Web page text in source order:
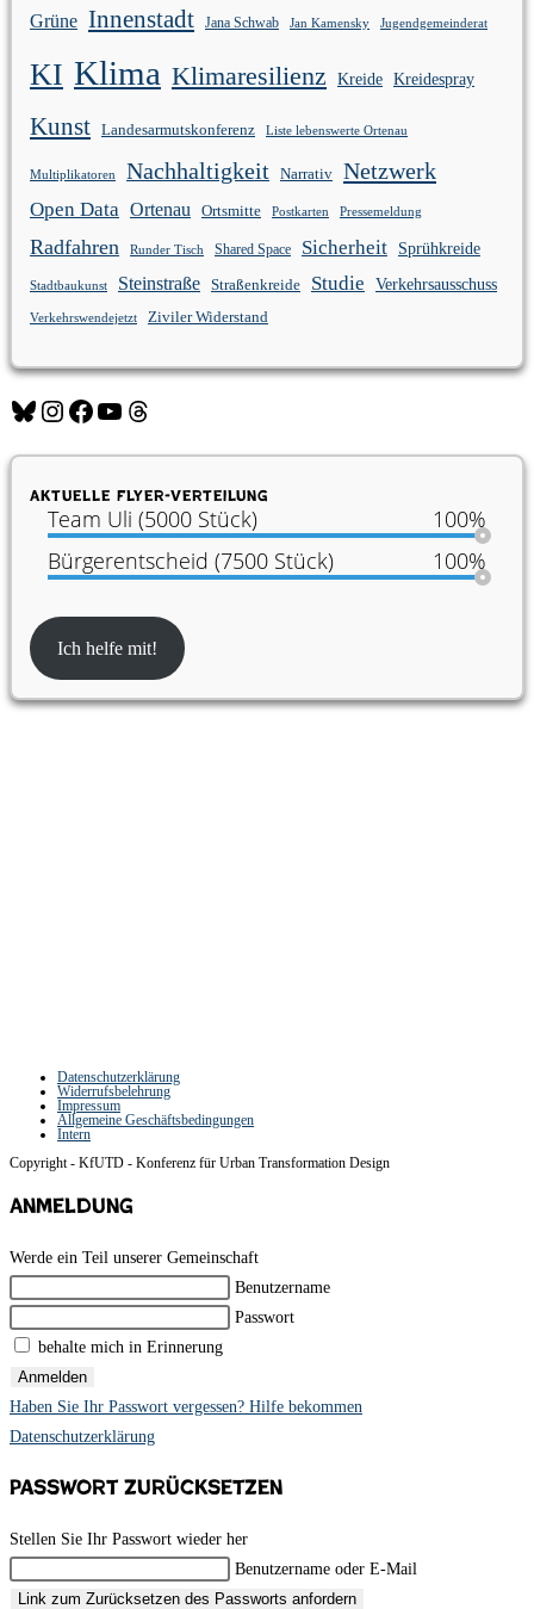
Grüne Innenstadt Jana Schwab Jan Kamensky Jugendgemeinderat
KI Klima Klimaresilienz Kreide Kreidespray
Kunst Landesarmutskonferenz Liste lebenswerte Ortenau
Multiplikatoren Nachhaltigkeit Narrativ Netzwerk
Open Data Ortenau Ortsmitte Postkarten Pressemeldung
Radfahren Runder Tisch Shared Space Sicherheit Sprühkreide
Stadtbaukunst Steinstraße Straßenkreide Studie Verkehrsausschuss
Verkehrswendejetzt Ziviler Widerstand
Bluesky
Instagram
Facebook
YouTube
Threads
Aktuelle Flyer-Verteilung
Team Uli (5000 Stück)
100%
Bürgerentscheid (7500 Stück)
100%
Ich helfe mit!
Datenschutzerklärung
Widerrufsbelehrung
Impressum
Allgemeine Geschäftsbedingungen
Intern
Copyright - KfUTD - Konferenz für Urban Transformation Design
Anmeldung
Werde ein Teil unserer Gemeinschaft
Benutzername
Passwort
behalte mich in Erinnerung
Anmelden
Haben Sie Ihr Passwort vergessen? Hilfe bekommen
Datenschutzerklärung
Passwort zurücksetzen
Stellen Sie Ihr Passwort wieder her
Benutzername oder E-Mail
Link zum Zurücksetzen des Passworts anfordern